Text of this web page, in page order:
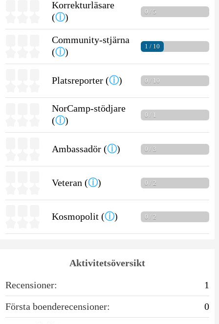
Korrekturläsare
(ⓘ)
0 / 5
Community-stjärna
(ⓘ)
1 / 10
Platsreporter (ⓘ) 0 / 10
NorCamp-stödjare
(ⓘ)
0 / 1
Ambassadör (ⓘ) 0 / 3
Veteran (ⓘ) 0 / 2
Kosmopolit (ⓘ) 0 / 2
Aktivitetsöversikt
Recensioner:
1
Första boenderecensioner:
0